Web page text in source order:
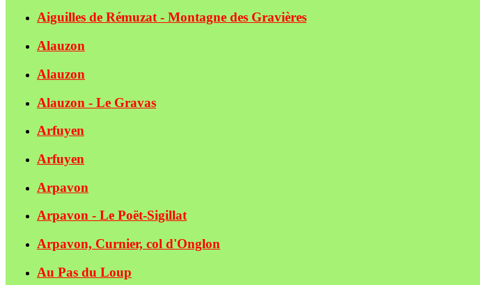
Aiguilles de Rémuzat - Montagne des Gravières
Alauzon
Alauzon
Alauzon - Le Gravas
Arfuyen
Arfuyen
Arpavon
Arpavon - Le Poët-Sigillat
Arpavon, Curnier, col d'Onglon
Au Pas du Loup